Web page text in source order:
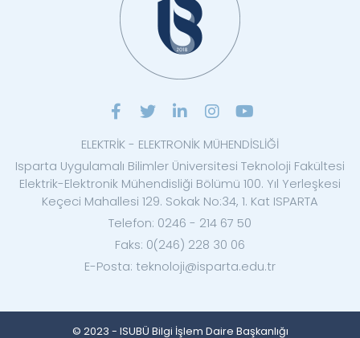
ELEKTRİK - ELEKTRONİK MÜHENDİSLİĞİ
Isparta Uygulamalı Bilimler Üniversitesi Teknoloji Fakültesi
Elektrik-Elektronik Mühendisliği Bölümü 100. Yıl Yerleşkesi
Keçeci Mahallesi 129. Sokak No:34, 1. Kat ISPARTA
Telefon: 0246 - 214 67 50
Faks: 0(246) 228 30 06
E-Posta: teknoloji@isparta.edu.tr
© 2023 - ISUBÜ Bilgi İşlem Daire Başkanlığı